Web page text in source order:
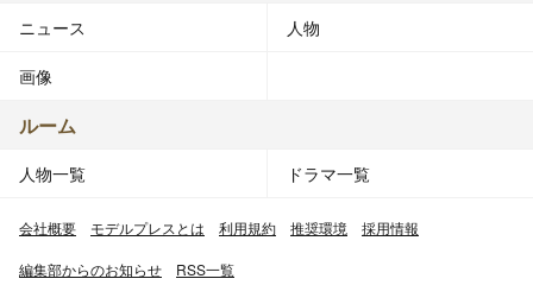
ニュース 人物
画像
ルーム
人物一覧 ドラマ一覧
会社概要 モデルプレスとは 利用規約 推奨環境 採用情報
編集部からのお知らせ RSS一覧